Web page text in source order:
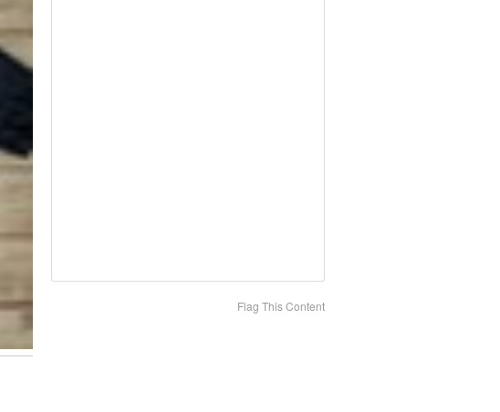
Flag This Content